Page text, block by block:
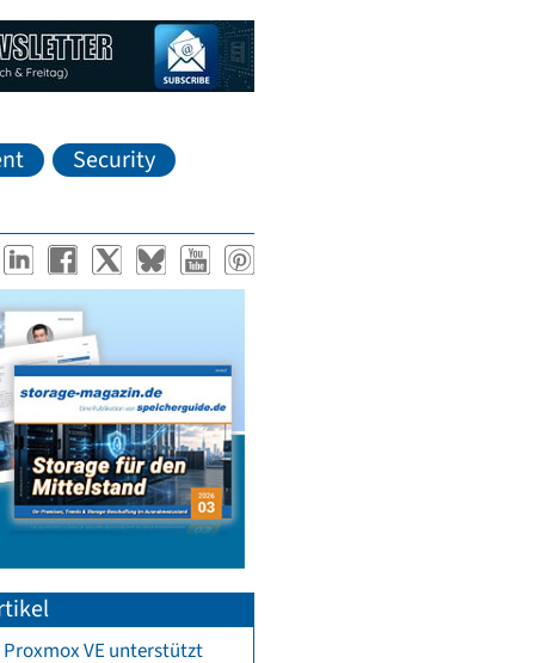
Security
Proxmox VE unterstützt